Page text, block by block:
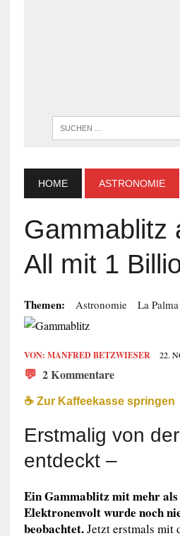
HOME ASTRONOMIE
Gammablitz
All mit 1
Themen: Astronomie La
VON: MANFRED BETZWIESER 22.
💬 2 Kommentare
☕️ Zur Kaffeekasse springen
Erstmalig von
entdeckt –
Ein Gammablitz mit mehr
Elektronenvolt wurde noch
beobachtet.Jetzt erstmals mit